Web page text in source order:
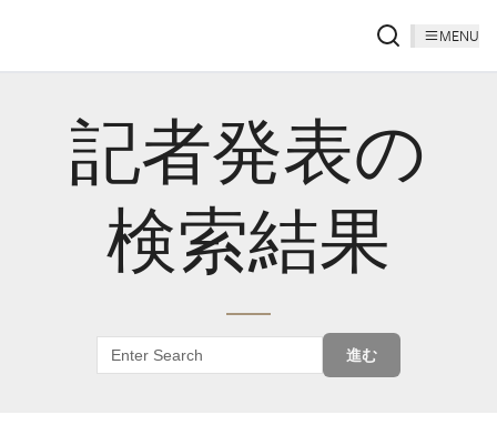
MENU
記者発表の
検索結果
進む